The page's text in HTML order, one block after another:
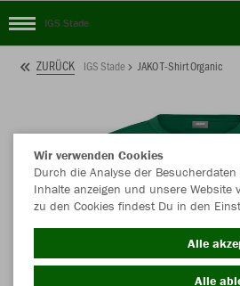
IGS Stade
ZURÜCK IGS Stade JAKO T-Shirt Organic
Wir verwenden Cookies
Durch die Analyse der
Inhalte anzeigen und unsere Website
zu den Cookies findest Du in den
Alle
Alle